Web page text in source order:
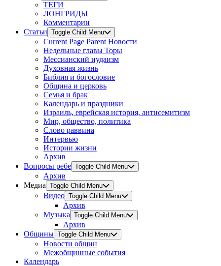
ТЕГИ
ЛОНГРИДЫ
Комментарии
Статьи Toggle Child Menu
Current Page Parent Новости
Недельные главы Торы
Мессианский иудаизм
Духовная жизнь
Библия и богословие
Община и церковь
Семья и брак
Календарь и праздники
Израиль, еврейская история, антисемитизм
Мир, общество, политика
Слово раввина
Интервью
Истории жизни
Архив
Вопросы ребе Toggle Child Menu
Архив
Медиа Toggle Child Menu
Видео Toggle Child Menu
Архив
Музыка Toggle Child Menu
Архив
Общины Toggle Child Menu
Новости общин
Межобщинные события
Календарь